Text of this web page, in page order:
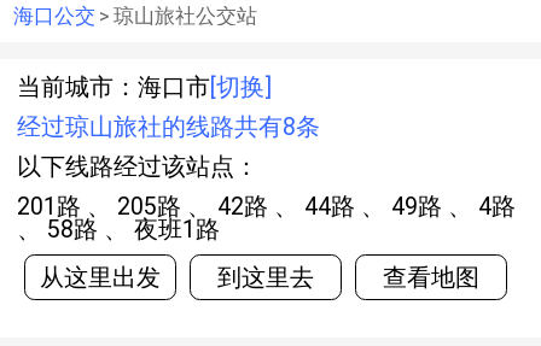
海口公交 > 琼山旅社公交站
当前城市：海口市 [切换]
经过琼山旅社的线路共有8条
以下线路经过该站点：
201路 、 205路 、 42路 、 44路 、 49路 、 4路
、 58路 、 夜班1路
从这里出发
到这里去 查看地图